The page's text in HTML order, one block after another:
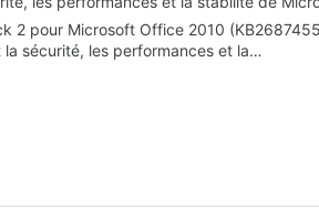
2 pour Microsoft Office 2010
la sécurité, les performances et la…